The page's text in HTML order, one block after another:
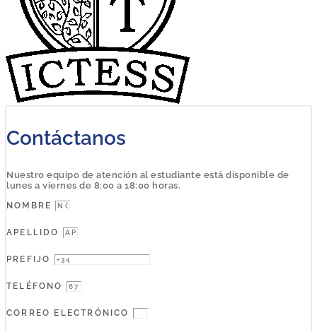
Contáctanos
Nuestro equipo de atención al estudiante está disponible de
lunes a viernes de 8:00 a 18:00 horas.
NOMBRE
APELLIDO
PREFIJO
TELÉFONO
CORREO ELECTRÓNICO